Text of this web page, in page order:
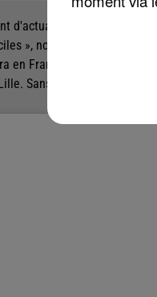
d'actualité. Et c'est une
», nom tiré de son
en France par plusieurs
Sans oublier Besançon,